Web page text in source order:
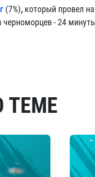
(7%), который провел
черноморцев - 24
ТЕМЕ